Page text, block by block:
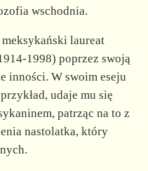
wschodnia.
laureat
1998) poprzez swoją
inności. W swoim eseju
udaje mu się
patrząc na to z
nastolatka, który